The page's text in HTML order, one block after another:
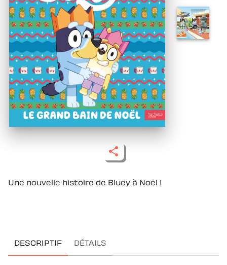
Une nouvelle histoire de Bluey à Noël !
DESCRIPTIF DÉTAILS